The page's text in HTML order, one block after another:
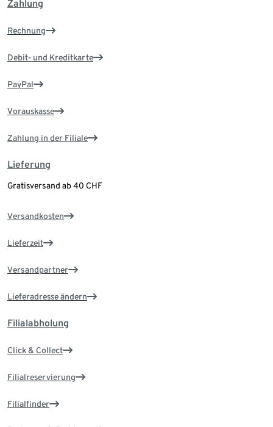
Zahlung
Rechnung
Debit- und Kreditkarte
PayPal
Vorauskasse
Zahlung in der Filiale
Lieferung
Gratisversand ab 40 CHF
Versandkosten
Lieferzeit
Versandpartner
Lieferadresse ändern
Filialabholung
Click & Collect
Filialreservierung
Filialfinder